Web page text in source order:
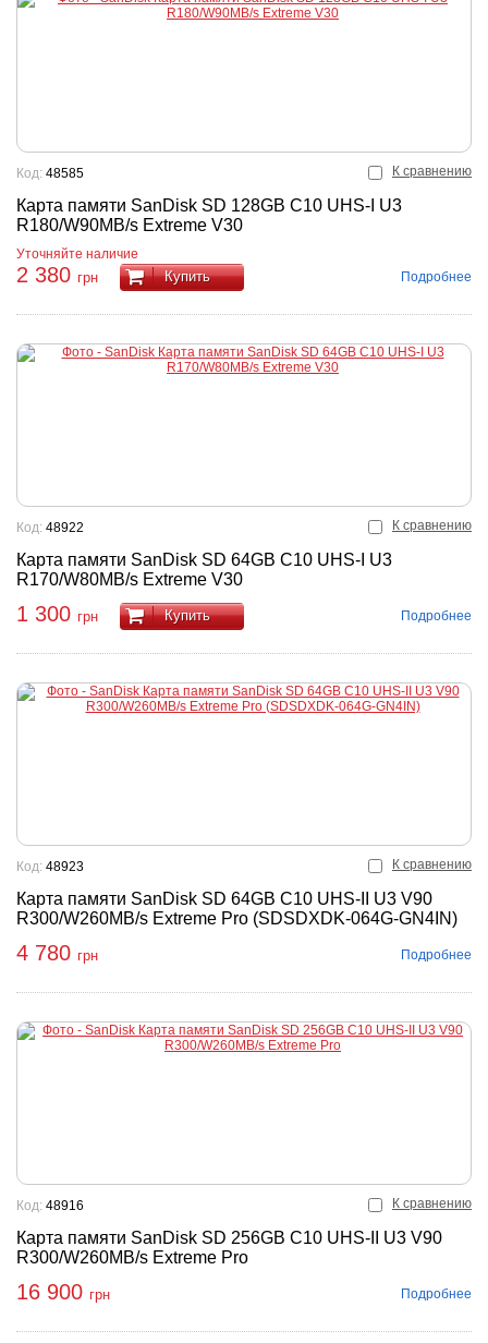
К сравнению
Карта памяти SanDisk SD 128GB C10 UHS-I U3
R180/W90MB/s Extreme V30
Код: 48585
Уточняйте наличие
2 380 грн Купить Подробнее
К сравнению
Карта памяти SanDisk SD 64GB C10 UHS-I U3
R170/W80MB/s Extreme V30
Код: 48922
1 300 грн Купить Подробнее
К сравнению
Карта памяти SanDisk SD 64GB C10 UHS-II U3 ​​V90
R300/W260MB/s Extreme Pro (SDSDXDK-064G-GN4IN)
Код: 48923
4 780 грн Подробнее
К сравнению
Карта памяти SanDisk SD 256GB C10 UHS-II U3 ​​V90
R300/W260MB/s Extreme Pro
Код: 48916
16 900 грн Подробнее